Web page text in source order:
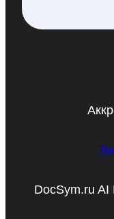
DocSym.ru